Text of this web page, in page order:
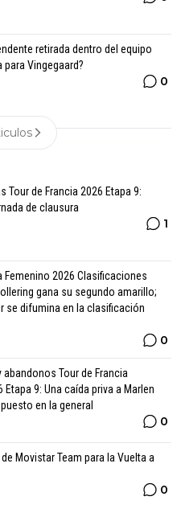
retirada dentro del equipo
para Vingegaard?
0
Tour de Francia 2026 Etapa 9:
de clausura
1
Femenino 2026 Clasificaciones
gana su segundo amarillo;
se difumina en la clasificación
0
abandonos Tour de Francia
Etapa 9: Una caída priva a Marlen
en la general
0
Movistar Team para la Vuelta a
0